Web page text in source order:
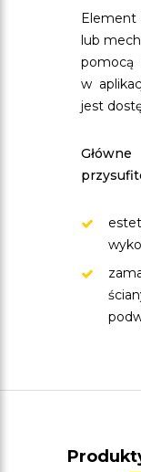
Element
lub
pomocą
w
jest